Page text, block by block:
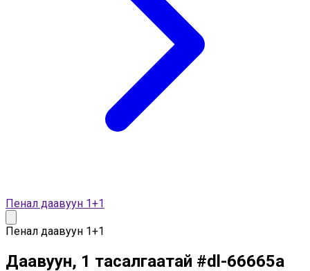
Пенал даавуун 1+1
Пенал даавуун 1+1
Даавуун, 1 тасалгаатай #dl-66665a